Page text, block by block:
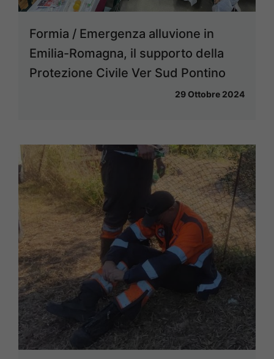
Formia / Emergenza alluvione in
Emilia-Romagna, il supporto della
Protezione Civile Ver Sud Pontino
29 Ottobre 2024